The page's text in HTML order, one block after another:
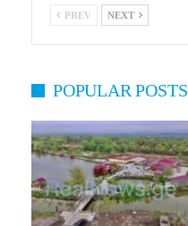
PREV NEXT
POPULAR POSTS